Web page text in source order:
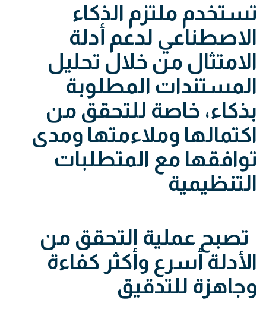
تستخدم ملتزم الذكاء
الاصطناعي لدعم أدلة
الامتثال من خلال تحليل
المستندات المطلوبة
بذكاء، خاصة للتحقق من
اكتمالها وملاءمتها ومدى
توافقها مع المتطلبات
التنظيمية
تصبح عملية التحقق من
الأدلة أسرع وأكثر كفاءة
وجاهزة للتدقيق